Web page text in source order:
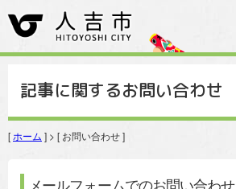
記事に関するお問い合わせ
[ ホーム ] > [ お問い合わせ ]
メールフォームでのお問い合わせ